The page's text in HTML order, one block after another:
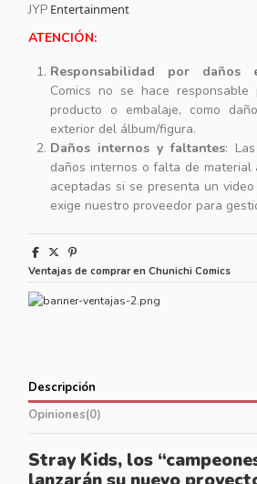
JYP Entertainment
ATENCIÓN:
Responsabilidad por daños
Comics no se hace
producto o embalaje, como
exterior del álbum/figura.
Daños internos y faltantes:
daños internos o falta de material
aceptadas si se presenta un
exige nuestro proveedor para
Ventajas de comprar en Chunichi Comics
Descripción
Opiniones(0)
Stray Kids, los